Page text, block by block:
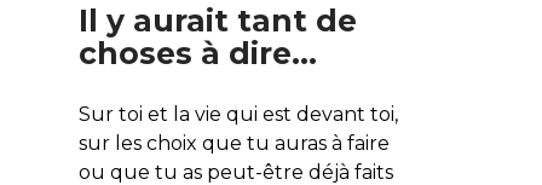
Il y aurait tant de
choses à dire…
Sur toi et la vie qui est devant toi,
sur les choix que tu auras à faire
ou que tu as peut-être déjà faits